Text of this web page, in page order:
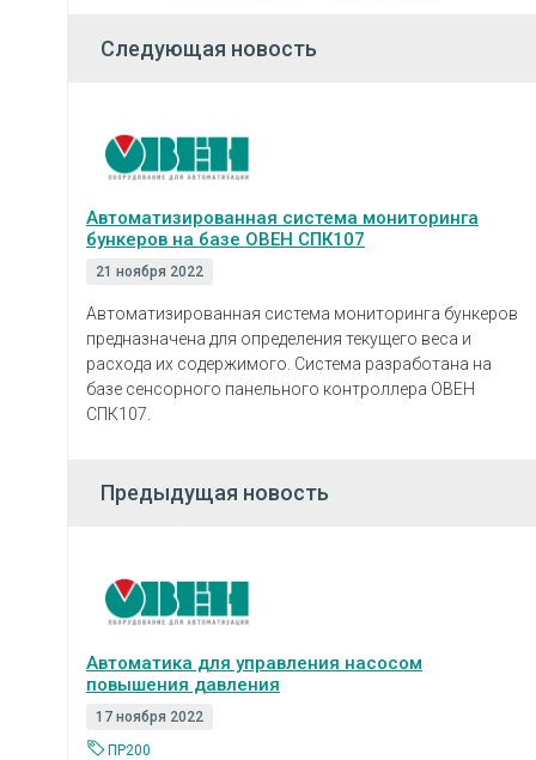
Следующая новость
Автоматизированная система мониторинга
бункеров на базе ОВЕН СПК107
21 ноября 2022
Автоматизированная система мониторинга бункеров
предназначена для определения текущего веса и
расхода их содержимого. Система разработана на
базе сенсорного панельного контроллера ОВЕН
СПК107.
Предыдущая новость
Автоматика для управления насосом
повышения давления
17 ноября 2022
ПР200